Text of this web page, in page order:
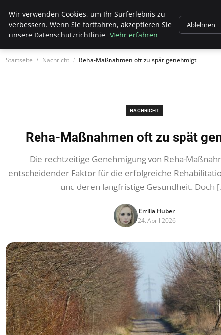
Wk Institut
Startseite Nachricht Reha-Maßnahmen oft zu spät genehmigt
NACHRICHT
Reha-Maßnahmen oft zu spät
Die rechtzeitige Genehmigung von Reha-
entscheidender Faktor für die erfolgreiche
und deren langfristige Gesundheit. Doch
Emilia Huber
24. April 2026
Wir verwenden Cookies, um Ihr Surferlebnis zu
verbessern. Wenn Sie fortfahren, akzeptieren Sie
unsere Datenschutzrichtlinie. Mehr erfahren
Ablehnen